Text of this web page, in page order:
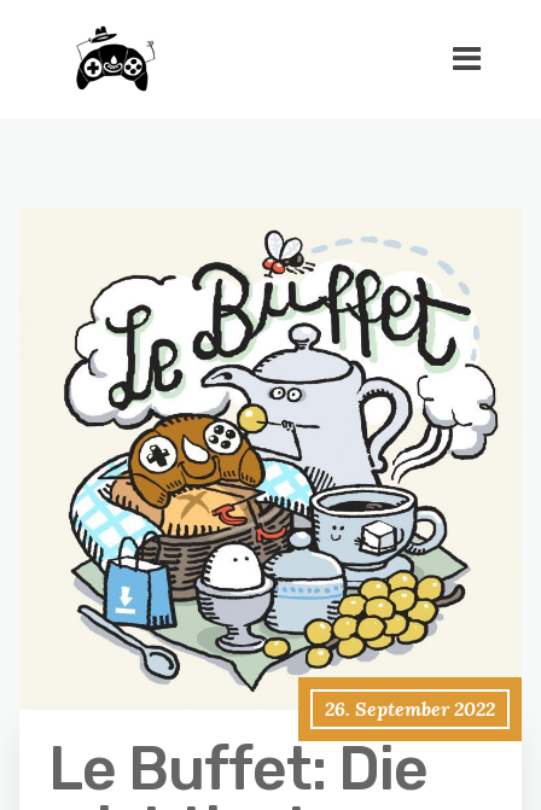
26. September 2022
Le Buffet: Die